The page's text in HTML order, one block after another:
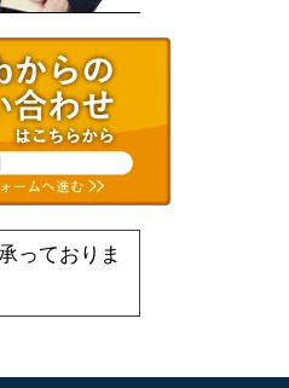
っておりま